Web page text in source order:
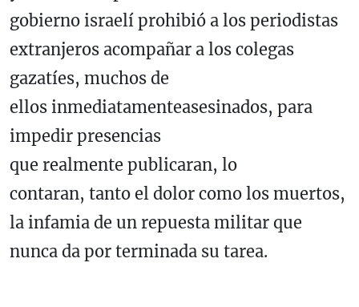
gobierno israelí prohibió a los periodistas
extranjeros acompañar a los colegas
gazatíes, muchos de
ellos inmediatamenteasesinados, para
impedir presencias
que realmente publicaran, lo
contaran, tanto el dolor como los muertos,
la infamia de un repuesta militar que
nunca da por terminada su tarea.